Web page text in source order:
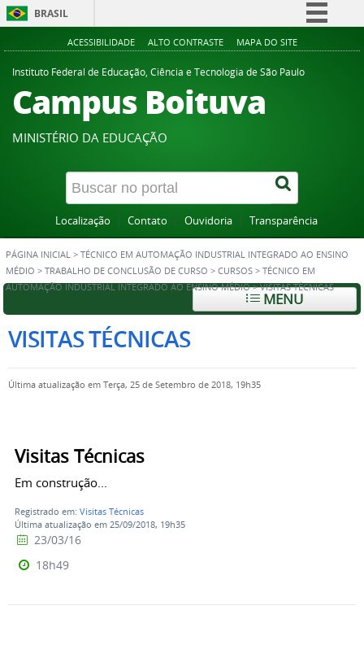
BRASIL
Simplifique!
Comunica BR
Acesso à informação
Canais
ACESSIBILIDADE ALTO CONTRASTE MAPA DO SITE
Instituto Federal de Educação, Ciência e Tecnologia de São Paulo
Campus Boituva
MINISTÉRIO DA EDUCAÇÃO
Localização Contato Ouvidoria Transparência
PÁGINA INICIAL > TÉCNICO EM AUTOMAÇÃO INDUSTRIAL INTEGRADO AO ENSINO
MÉDIO > TRABALHO DE CONCLUSÃO DE CURSO > CURSOS > TÉCNICO EM
AUTOMAÇÃO INDUSTRIAL INTEGRADO AO ENSINO MÉDIO >VISITAS TÉCNICAS
MENU
VISITAS TÉCNICAS
Última atualização em Terça, 25 de Setembro de 2018, 19h35
Visitas Técnicas
Em construção...
Registrado em: Visitas Técnicas
Última atualização em 25/09/2018, 19h35
23/03/16
18h49